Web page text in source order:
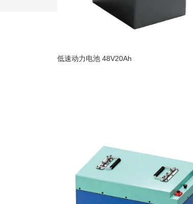
低速动力电池 48V20Ah